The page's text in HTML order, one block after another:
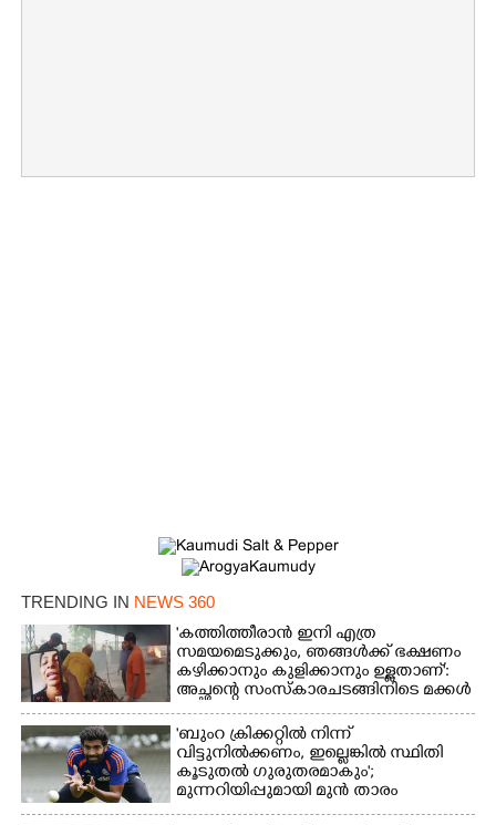
TRENDING IN NEWS 360
'കത്തിത്തീരാൻ ഇനി എത്ര
സമയമെടുക്കും, ഞങ്ങൾക്ക് ഭക്ഷണം
കഴിക്കാനും കുളിക്കാനും ഉള്ളതാണ്':
അച്ഛന്റെ സംസ്കാരചടങ്ങിനിടെ മക്കൾ
'ബുംറ ക്രിക്കറ്റിൽ നിന്ന്
വിട്ടുനിൽക്കണം, ഇല്ലെങ്കിൽ സ്ഥിതി
കൂടുതൽ ഗുരുതരമാകും';
മുന്നറിയിപ്പുമായി മുൻ താരം
Share this link
Copy Link